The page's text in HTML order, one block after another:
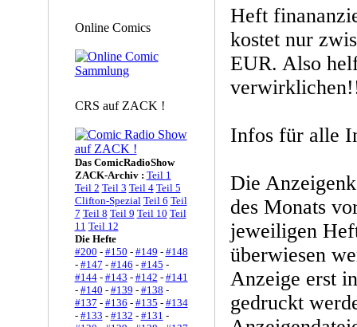
Online Comics
CRS auf ZACK !
Das ComicRadioShow
ZACK-Archiv : Teil 1
Teil 2 Teil 3 Teil 4 Teil 5
Clifton-Spezial Teil 6 Teil
7 Teil 8 Teil 9 Teil 10 Teil
11 Teil 12
Die Hefte
#200 - #150 - #149 - #148
- #147 - #146 - #145 -
#144- #143 - #142 - #141
- #140 - #139 - #138 -
#137 - #136 - #135 - #134
- #133 - #132 - #131 -
Heft
kostet nur
EUR. Also
Infos für alle
Die
des Monats
jeweiligen
überwiesen
Anzeige erst
gedruckt